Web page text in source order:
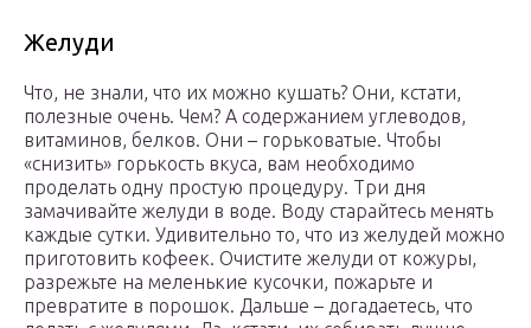
Желуди
Что, не знали, что их можно кушать? Они, кстати,
полезные очень. Чем? А содержанием углеводов,
витаминов, белков. Они – горьковатые. Чтобы
«снизить» горькость вкуса, вам необходимо
проделать одну простую процедуру. Три дня
замачивайте желуди в воде. Воду старайтесь менять
каждые сутки. Удивительно то, что из желудей можно
приготовить кофеек. Очистите желуди от кожуры,
разрежьте на меленькие кусочки, пожарьте и
превратите в порошок. Дальше – догадаетесь, что